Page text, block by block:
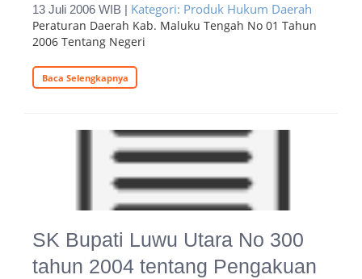
13 Juli 2006 WIB | Kategori: Produk Hukum Daerah
Peraturan Daerah Kab. Maluku Tengah No 01 Tahun
2006 Tentang Negeri
Baca Selengkapnya
SK Bupati Luwu Utara No 300
tahun 2004 tentang Pengakuan